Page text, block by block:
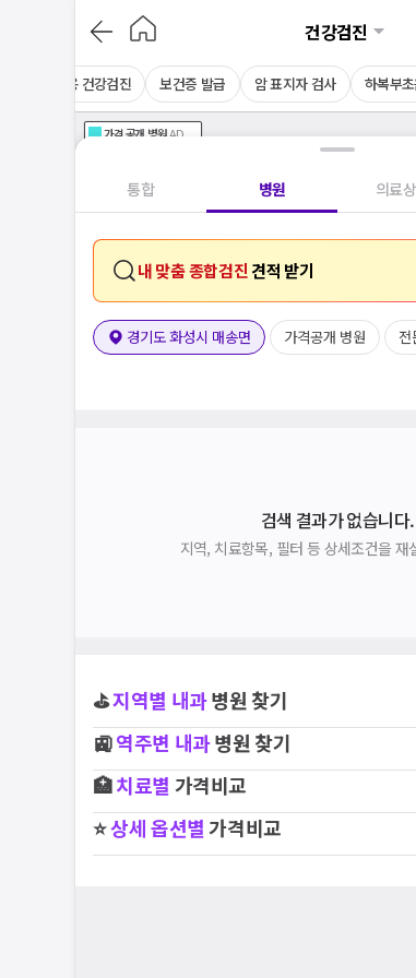
건강검진
채용 건강검진 보건증 발급 암 표지자 검사 하복부
가격공개 병원AD
통합 병원 의료
내 맞춤 종합검진 견적 받기
경기도 화성시 매송면 가격공개 병원 전
검색 결과가 없습니다.
지역, 치료항목, 필터 등 상세조건을 재
⛳지역별 내과병원 찾기
🚉역주변 내과병원 찾기
🏥치료별 가격비교
⭐상세 옵션별가격비교